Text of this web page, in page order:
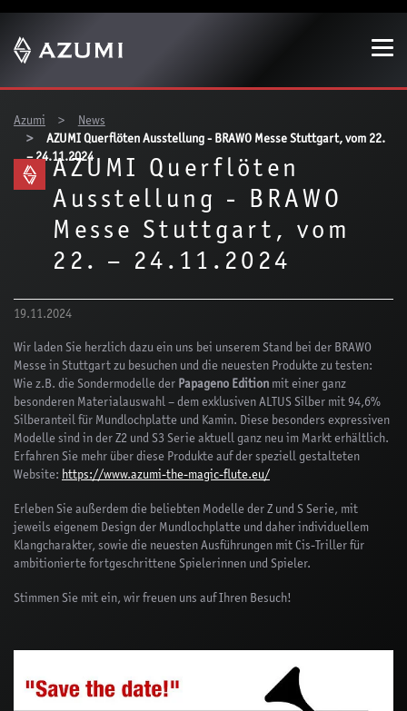
Diese Meldung nicht mehr anzeigen
Azumi
News
AZUMI Querflöten Ausstellung - BRAWO Messe Stuttgart, vom 22.
– 24.11.2024
AZUMI Querflöten
Ausstellung - BRAWO
Messe Stuttgart, vom
22. – 24.11.2024
19.11.2024
Wir laden Sie herzlich dazu ein uns bei unserem Stand bei der BRAWO
Messe in Stuttgart zu besuchen und die neuesten Produkte zu testen:
Wie z.B. die Sondermodelle der Papageno Edition mit einer ganz
besonderen Materialauswahl – dem exklusiven ALTUS Silber mit 94,6%
Silberanteil für Mundlochplatte und Kamin. Diese besonders expressiven
Modelle sind in der Z2 und S3 Serie aktuell ganz neu im Markt erhältlich.
Erfahren Sie mehr über diese Produkte auf der speziell gestalteten
Website: https://www.azumi-the-magic-flute.eu/
Erleben Sie außerdem die beliebten Modelle der Z und S Serie, mit
jeweils eigenem Design der Mundlochplatte und daher individuellem
Klangcharakter, sowie die neuesten Ausführungen mit Cis-Triller für
ambitionierte fortgeschrittene Spielerinnen und Spieler.
Stimmen Sie mit ein, wir freuen uns auf Ihren Besuch!